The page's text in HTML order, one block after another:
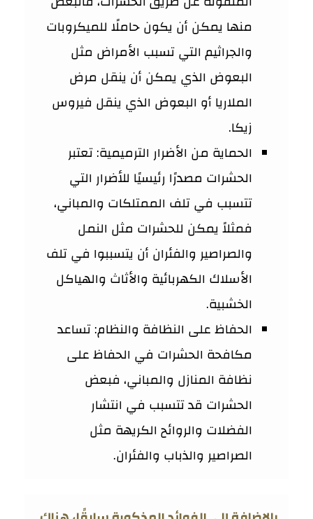
منها يمكن أن يكون حاملًا للميكروبات
والجراثيم التي تسبب الأمراض مثل
البعوض الذي يمكن أن ينقل مرض
الملاريا أو البعوض الذي ينقل فيروس
زيكا.
الحماية من الأضرار الترميمية: تعتبر
الحشرات مصدرًا رئيسيًا للأضرار التي
تتسبب في تلف الممتلكات والمباني،
فمثلاً يمكن للحشرات مثل النمل
والصراصير والفئران أن يتسببوا في تلف
الأسلاك الكهربائية والأثاث والهياكل
الخشبية.
الحفاظ على النظافة والنظام: تساعد
مكافحة الحشرات في الحفاظ على
نظافة المنازل والمباني، فبعض
الحشرات قد تتسبب في انتشار
الفضلات والروائح الكريهة مثل
الصراصير والذباب والفئران.